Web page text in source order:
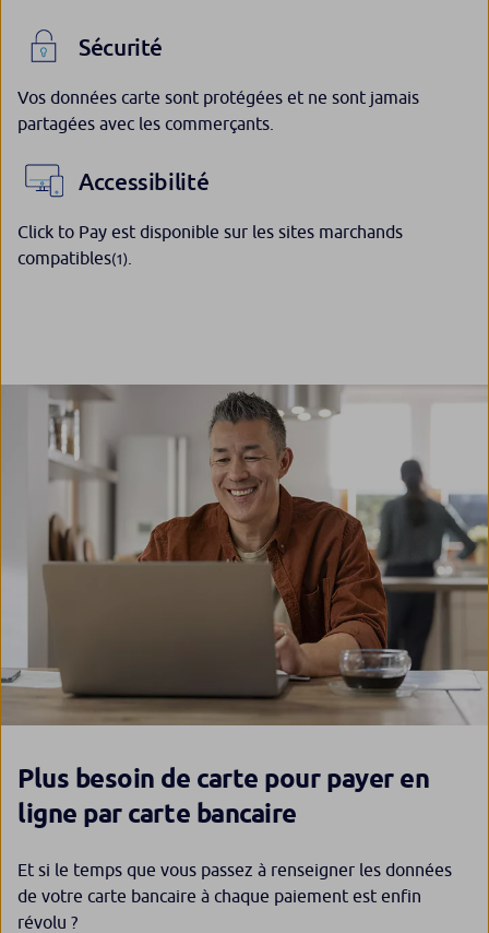
Sécurité
Vos données carte sont protégées et ne sont jamais
partagées avec les commerçants.
Accessibilité
Click to Pay est disponible sur les sites marchands
compatibles(1)
Plus besoin de carte pour payer en
ligne par carte bancaire
Et si le temps que vous passez à renseigner les données
de votre carte bancaire à chaque paiement est enfin
révolu ?